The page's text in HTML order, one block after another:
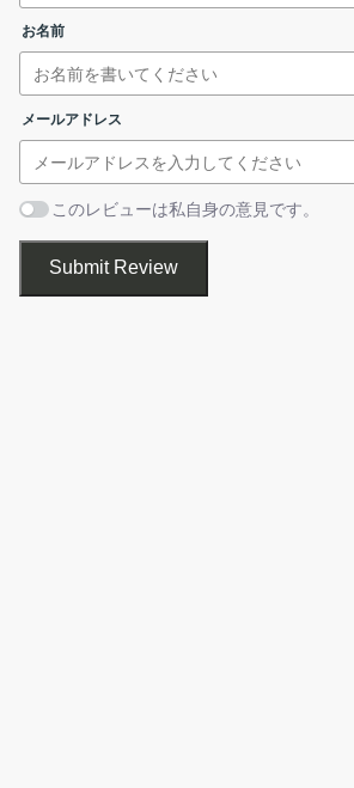
リッピング
ァイルに変換
変換
イルに変換
保護されている DVD / Blu-ray を別の
お名前
メールアドレス
このレビューは私自身の意見です。
Submit Review